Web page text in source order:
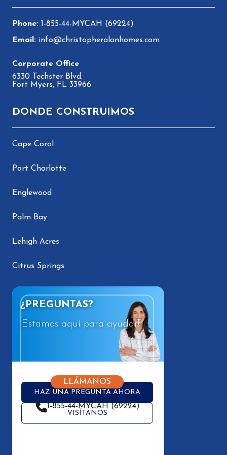
1-855-44-MYCAH (69224)
info@christopheralanhomes.com
6330 Techster Blvd.
Fort Myers, FL 33966
DONDE CONSTRUIMOS
Cape Coral
Port Charlotte
Englewood
Palm Bay
Lehigh Acres
Citrus Springs
¿PREGUNTAS?
¡Estamos aquí para ayudar!
HAZ UNA PREGUNTA AHORA
VISÍTANOS
LLÁMANOS
1-855-44-MYCAH (69224)